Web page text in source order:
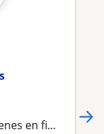
clases online